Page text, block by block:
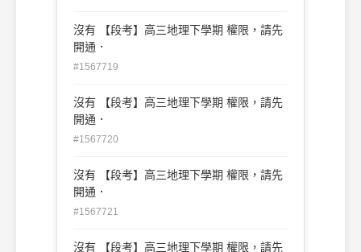
沒有 【段考】高三地理下學期 權限，請先
開通．
#1567719
沒有 【段考】高三地理下學期 權限，請先
開通．
#1567720
沒有 【段考】高三地理下學期 權限，請先
開通．
#1567721
沒有 【段考】高三地理下學期 權限，請先